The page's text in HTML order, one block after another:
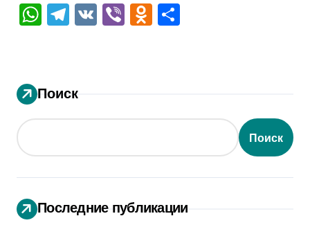
WhatsApp
Telegram
VK ViberOdnoklassniki
Поиск
Поиск
Последние публикации